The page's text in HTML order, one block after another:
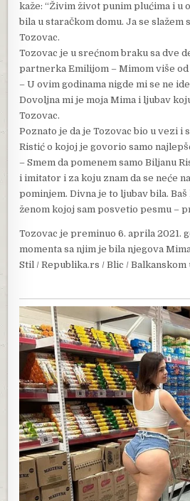
kaže: “Živim život punim plućima i u
bila u staračkom domu. Ja se slažem
Tozovac.
Tozovac je u srećnom braku sa dve
partnerka Emilijom – Mimom više
– U ovim godinama nigde mi se ne
Dovoljna mi je moja Mima i ljubav
Tozovac.
Poznato je da je Tozovac bio u vezi i
Ristić o kojoj je govorio samo
– Smem da pomenem samo Biljanu
i imitator i za koju znam da se neće
pominjem. Divna je to ljubav bila.
ženom kojoj sam posvetio pesmu –
Tozovac je preminuo 6. aprila 2021.
momenta sa njim je bila njegova
Stil / Republika.rs / Blic / Balkanskom